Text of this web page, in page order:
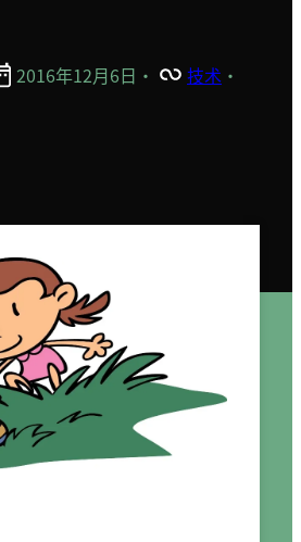
2016年12月6日 · 技术 ·